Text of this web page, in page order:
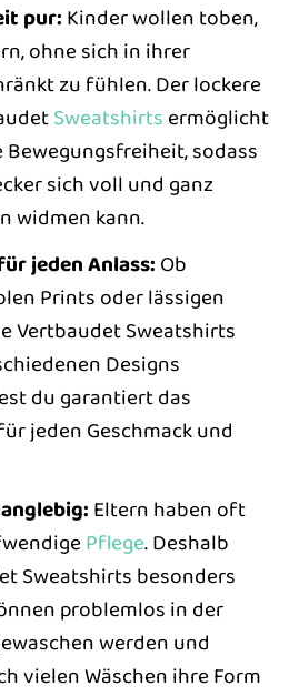
pur: Kinder wollen toben,
ohne sich in ihrer
zu fühlen. Der lockere
Sweatshirts ermöglicht
sodass
sich voll und ganz
widmen kann.
jeden Anlass: Ob
Prints oder lässigen
Vertbaudet Sweatshirts
Designs
du garantiert das
jeden Geschmack und
Eltern haben oft
Pflege. Deshalb
Sweatshirts besonders
problemlos in der
werden und
vielen Wäschen ihre Form